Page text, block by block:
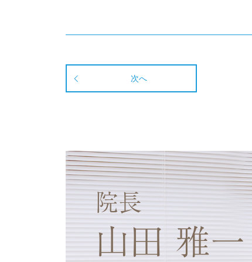
次へ
院長
山田 雅一